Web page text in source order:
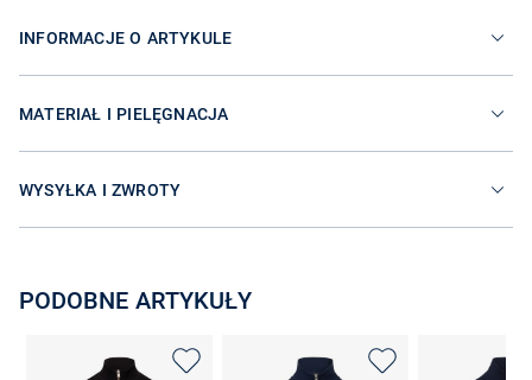
INFORMACJE O ARTYKULE
MATERIAŁ I PIELĘGNACJA
WYSYŁKA I ZWROTY
PODOBNE ARTYKUŁY